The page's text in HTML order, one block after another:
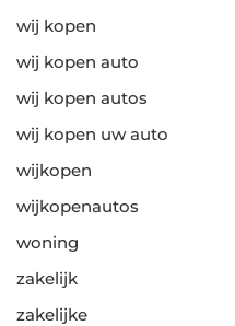
wij kopen
wij kopen auto
wij kopen autos
wij kopen uw auto
wijkopen
wijkopenautos
woning
zakelijk
zakelijke